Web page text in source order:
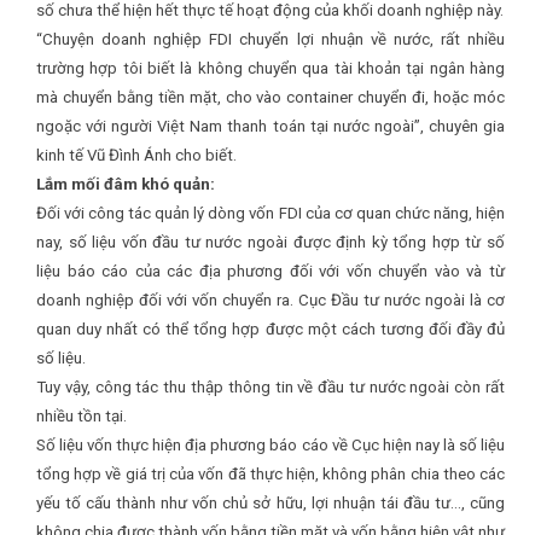
số chưa thể hiện hết thực tế hoạt động của khối doanh nghiệp này.
“Chuyện doanh nghiệp FDI chuyển lợi nhuận về nước, rất nhiều
trường hợp tôi biết là không chuyển qua tài khoản tại ngân hàng
mà chuyển bằng tiền mặt, cho vào container chuyển đi, hoặc móc
ngoặc với người Việt Nam thanh toán tại nước ngoài”, chuyên gia
kinh tế Vũ Đình Ánh cho biết.
Lắm mối đâm khó quản:
Đối với công tác quản lý dòng vốn FDI của cơ quan chức năng, hiện
nay, số liệu vốn đầu tư nước ngoài được định kỳ tổng hợp từ số
liệu báo cáo của các địa phương đối với vốn chuyển vào và từ
doanh nghiệp đối với vốn chuyển ra. Cục Đầu tư nước ngoài là cơ
quan duy nhất có thể tổng hợp được một cách tương đối đầy đủ
số liệu.
Tuy vậy, công tác thu thập thông tin về đầu tư nước ngoài còn rất
nhiều tồn tại.
Số liệu vốn thực hiện địa phương báo cáo về Cục hiện nay là số liệu
tổng hợp về giá trị của vốn đã thực hiện, không phân chia theo các
yếu tố cấu thành như vốn chủ sở hữu, lợi nhuận tái đầu tư…, cũng